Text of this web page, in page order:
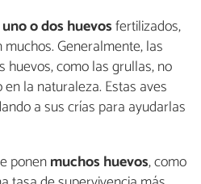
uno o dos huevosfertilizados,
Generalmente, las
huevos, como las grullas, no
la naturaleza. Estas aves
a sus crías para ayudarlas
ponenmuchos huevos, como